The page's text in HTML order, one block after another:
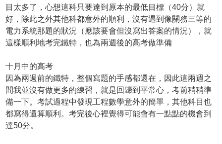
目太多了，心想這科只要達到原本的最低目標（40分）就
好，除此之外其他科都意外的順利，沒有遇到像關務三等的
電力系統那題的狀況（應該要會但沒寫出答案的情況），就
這樣順利地考完鐵特，也為兩週後的高考做準備
十月中的高考
因為兩週前的鐵特，整個寫題的手感都還在，因此這兩週之
間我並沒有做更多的練習，就是回歸到平常心，考前稍稍準
備一下。考試過程中發現工程數學意外的簡單，其他科目也
都寫得還算順利。考完後心裡覺得可能會有一點點的機會到
達50分。